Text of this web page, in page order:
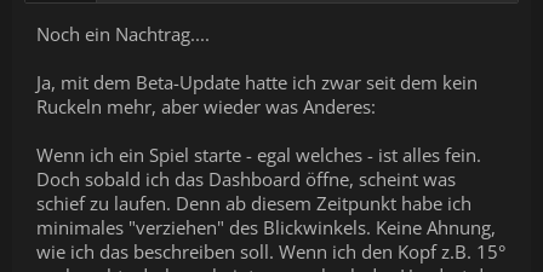
Noch ein Nachtrag....
Ja, mit dem Beta-Update hatte ich zwar seit dem kein
Ruckeln mehr, aber wieder was Anderes:
Wenn ich ein Spiel starte - egal welches - ist alles fein.
Doch sobald ich das Dashboard öffne, scheint was
schief zu laufen. Denn ab diesem Zeitpunkt habe ich
minimales "verziehen" des Blickwinkels. Keine Ahnung,
wie ich das beschreiben soll. Wenn ich den Kopf z.B. 15°